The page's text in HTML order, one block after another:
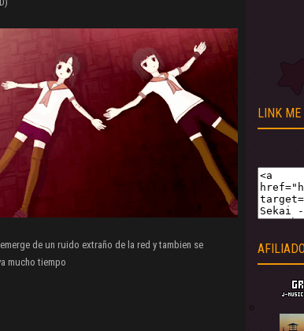
de un ruido extraño de la red y tambien se
mucho tiempo
LINK ME